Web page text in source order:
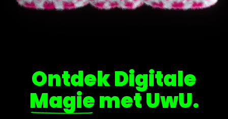
Ontdek Digitale
Magiemet UwU.